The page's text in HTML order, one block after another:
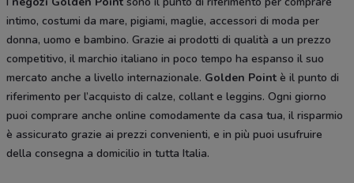
intimo, costumi da mare, pigiami, maglie, accessori di moda per
donna, uomo e bambino. Grazie ai prodotti di qualità a un prezzo
competitivo, il marchio italiano in poco tempo ha espanso il suo
mercato anche a livello internazionale. Golden Point è il punto di
riferimento per l’acquisto di calze, collant e leggins. Ogni giorno
puoi comprare anche online comodamente da casa tua, il risparmio
è assicurato grazie ai prezzi convenienti, e in più puoi usufruire
della consegna a domicilio in tutta Italia.